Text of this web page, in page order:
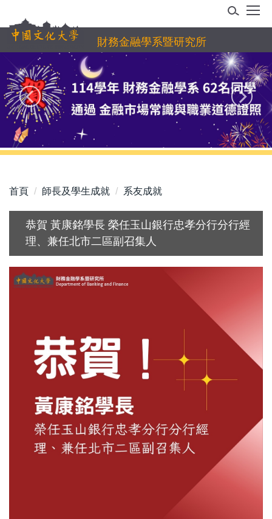
到
主
要
內
容
區
財務金融學系暨研究所
首頁 師長及學生成就 系友成就
恭賀 黃康銘學長 榮任玉山銀行忠孝分行分行經
理、兼任北市二區副召集人